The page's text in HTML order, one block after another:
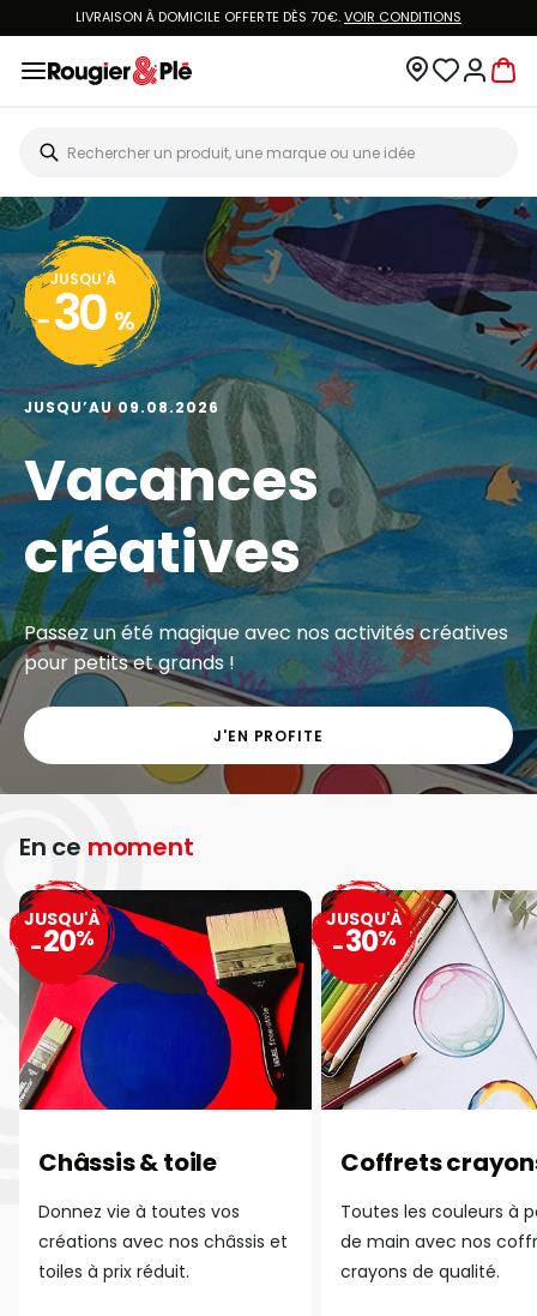
LIVRAISON À DOMICILE OFFERTE DÈS 70€.VOIR CONDITIONS
JUSQU'À
- 30 %
JUSQU’AU 09.08.2026
Vacances
créatives
Passez un été magique avec nos activités créatives
pour petits et grands !
J'EN PROFITE
En ce moment
Châssis & toile
Donnez vie à toutes vos
créations avec nos châssis et
toiles à prix réduit.
JUSQU'À
-20%
Coffrets
Toutes les couleurs à
de main avec nos
crayons de qualité.
JUSQU'À
-30%